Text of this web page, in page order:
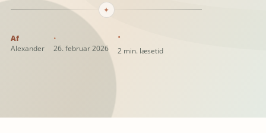
✦
Alexander 26. februar 2026 2 min. læsetid